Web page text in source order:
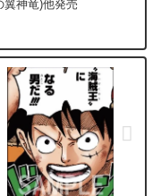
翼神竜)他発売